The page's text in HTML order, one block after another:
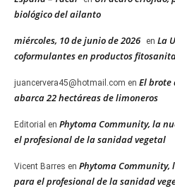
biológico del ailanto
miércoles, 10 de junio de 2026 en La
coformulantes en productos
juancervera45@hotmail.com en El brote
abarca 22 hectáreas de limoneros
Editorial en Phytoma Community, la
el profesional de la sanidad vegetal
Vicent Barres en Phytoma
para el profesional de la sanidad